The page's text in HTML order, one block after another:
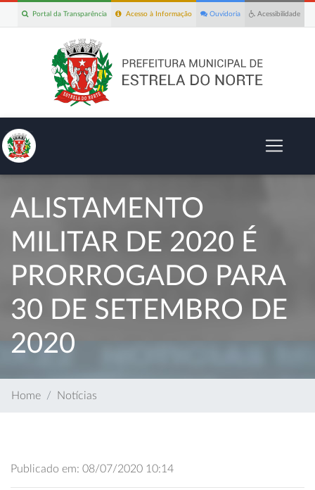
Acessibilidade
Ouvidoria
Acesso à Informação
Portal da Transparência
ALISTAMENTO
MILITAR DE 2020 É
PRORROGADO PARA
30 DE SETEMBRO DE
2020
Home Notícias
Publicado em: 08/07/2020 10:14